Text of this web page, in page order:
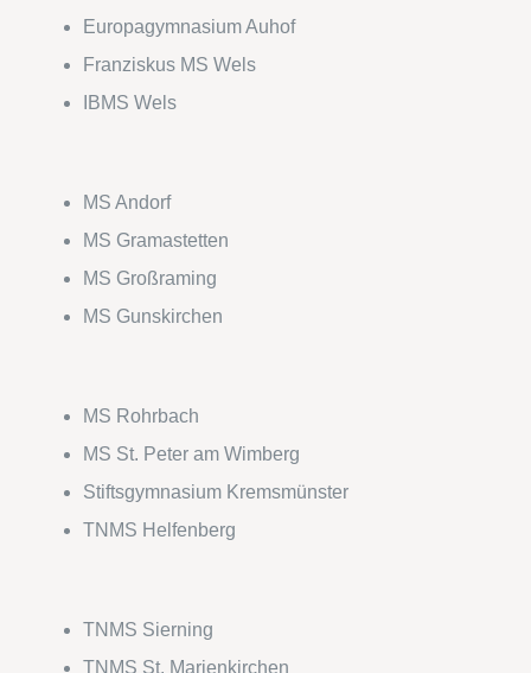
Europagymnasium Auhof
Franziskus MS Wels
IBMS Wels
MS Andorf
MS Gramastetten
MS Großraming
MS Gunskirchen
MS Rohrbach
MS St. Peter am Wimberg
Stiftsgymnasium Kremsmünster
TNMS Helfenberg
TNMS Sierning
TNMS St. Marienkirchen